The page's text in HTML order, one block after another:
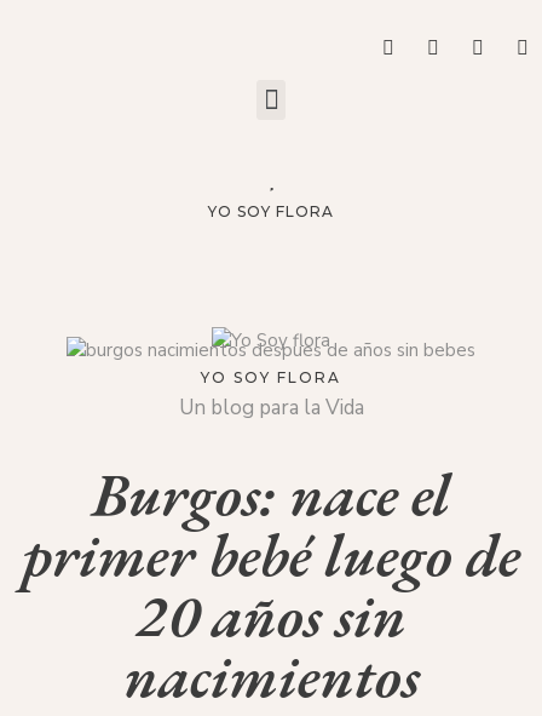
YO SOY FLORA
YO SOY FLORA
Un blog para la Vida
Burgos: nace el
primer bebé luego de
20 años sin
nacimientos